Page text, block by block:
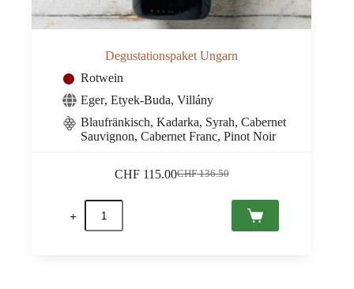
Degustationspaket Ungarn
Rotwein
Eger, Etyek-Buda, Villány
Blaufränkisch, Kadarka, Syrah, Cabernet
Sauvignon, Cabernet Franc, Pinot Noir
CHF136.50
Ursprünglicher
CHF115.00Aktueller
Degustationspaket
Ungarn
Menge